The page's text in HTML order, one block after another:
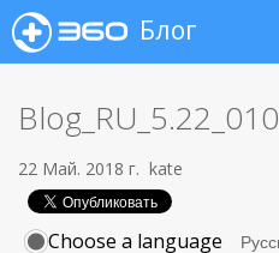
Блог
Blog_RU_5.22_010
22 Май. 2018 г. kate
Choose a language